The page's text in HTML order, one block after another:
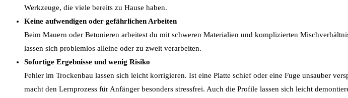
Werkzeuge, die viele bereits zu Hause haben.
Keine aufwendigen oder gefährlichen Arbeiten
Beim Mauern oder Betonieren arbeitest du mit schweren Materialien und komplizierten
lassen sich problemlos alleine oder zu zweit verarbeiten.
Sofortige Ergebnisse und wenig Risiko
Fehler im Trockenbau lassen sich leicht korrigieren. Ist eine Platte schief oder eine Fuge unsauber
macht den Lernprozess für Anfänger besonders stressfrei. Auch die Profile lassen sich leicht